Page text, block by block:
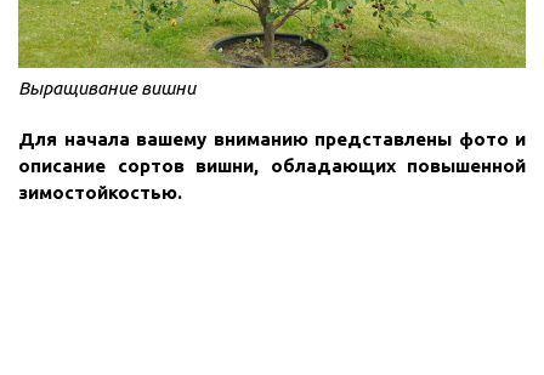
Выращивание вишни
Для начала вашему вниманию представлены фото и
описание сортов вишни, обладающих повышенной
зимостойкостью.